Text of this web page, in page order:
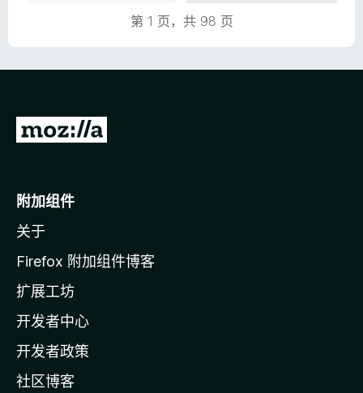
第 1 页，共 98 页
转
o
i
l
a
主
页
附加组件
关于
Firefox 附加组件博客
扩展工坊
开发者中心
开发者政策
社区博客